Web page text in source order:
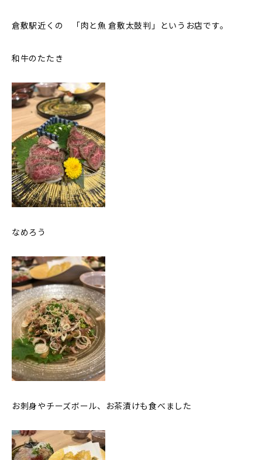
倉敷駅近くの 「肉と魚 倉敷太鼓判」というお店です。
和牛のたたき
なめろう
お刺身やチーズボール、お茶漬けも食べました